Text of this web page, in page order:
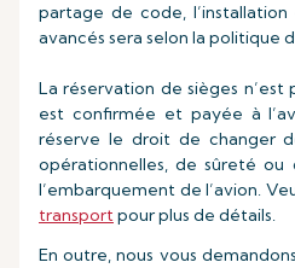
partage de code,
avancés sera selon la politique
La réservation de sièges n’est
est confirmée et payée à
réserve le droit de changer
opérationnelles, de sûreté ou
l’embarquement de l’avion.
transportpour plus de détails.
En outre, nous vous